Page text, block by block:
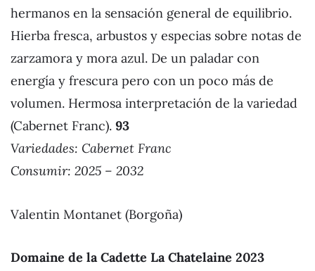
hermanos en la sensación general de equilibrio.
Hierba fresca, arbustos y especias sobre notas de
zarzamora y mora azul. De un paladar con
energía y frescura pero con un poco más de
volumen. Hermosa interpretación de la variedad
(Cabernet Franc). 93
Variedades: Cabernet Franc
Consumir: 2025 – 2032
Valentin Montanet (Borgoña)
Domaine de la Cadette La Chatelaine 2023